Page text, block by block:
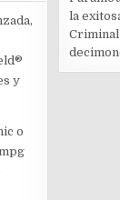
y
o
la